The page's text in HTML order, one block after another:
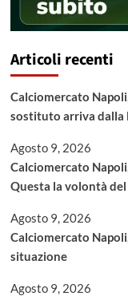
Articoli recenti
Calciomercato
sostituto arriva dalla
Agosto 9, 2026
Calciomercato
Questa la volontà
Agosto 9, 2026
Calciomercato
situazione
Agosto 9, 2026